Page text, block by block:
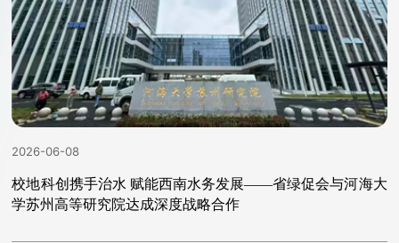
2026-06-08
校地科创携手治水 赋能西南水务发展——省绿促会与河海大
学苏州高等研究院达成深度战略合作